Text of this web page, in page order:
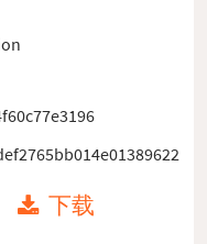
下载